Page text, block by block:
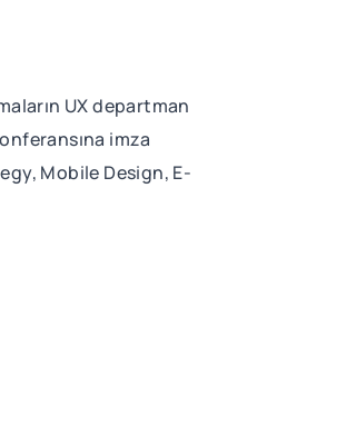
UX departman
imza
Mobile Design, E-